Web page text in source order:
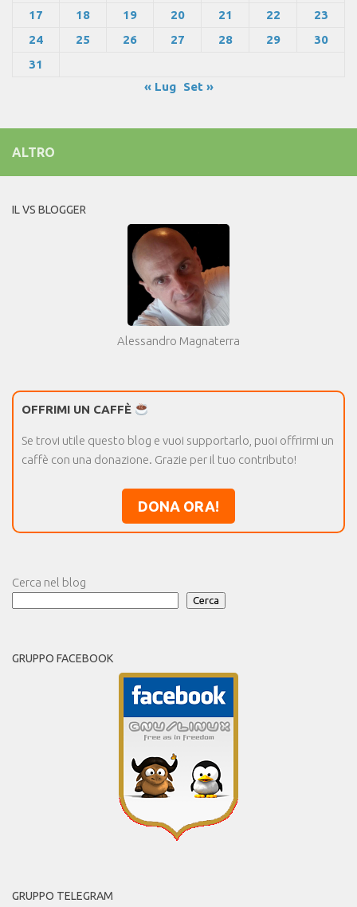
17 18 19 20 21 22
23
24
25 26 27 28 29
30
31
« Lug
Set »
ALTRO
IL VS BLOGGER
Alessandro Magnaterra
OFFRIMI UN CAFFÈ
Se trovi utile questo blog e vuoi supportarlo, puoi offrirmi un
caffè con una donazione. Grazie per il tuo contributo!
DONA ORA!
Cerca nel blog
Cerca
GRUPPO FACEBOOK
GRUPPO TELEGRAM